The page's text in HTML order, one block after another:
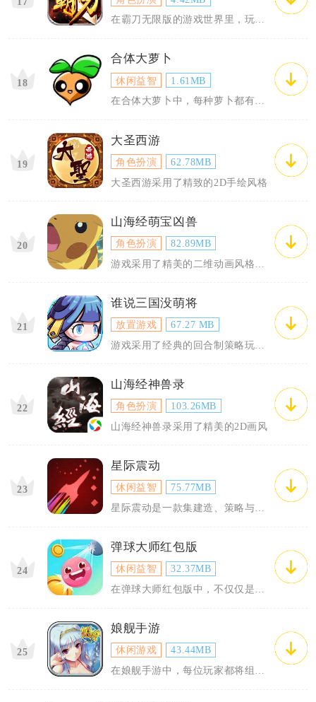
在霸刀无限版的游戏世界里，玩家将
18
合体大萝卜
休闲益智
1.61MB
在合体大萝卜中，每种萝卜都有其特
19
大圣西游
角色扮演
62.78MB
大圣西游采用了精致的2D手绘风格
20
山海经萌宝凶兽
角色扮演
82.89MB
21
谁说三国没萌将
放置游戏
67.27 MB
22
山海经神兽录
角色扮演
103.26MB
山海经神兽录采用了精美的2D画风
23
星际震动
休闲益智
75.77MB
24
弹球大师红包版
休闲益智
32.37MB
25
娘舰手游
休闲游戏
43.44MB